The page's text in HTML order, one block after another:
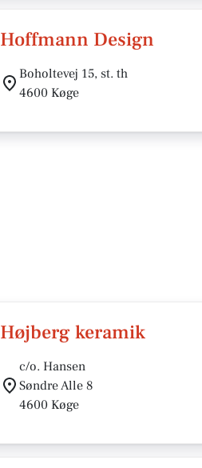
Hoffmann Design
Boholtevej 15, st. th
4600 Køge
Højberg keramik
c/o. Hansen
Søndre Alle 8
4600 Køge